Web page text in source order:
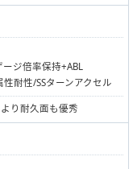
ジ倍率保持+ABL
耐性/SSターンアクセル
り耐久面も優秀